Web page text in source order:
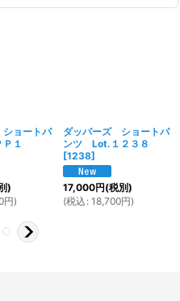
ョートパ
１
)
円)
ダッパーズ ショートパ
ンツ Lot.１２３８
[1238]
17,000円(税別)
(税込 : 18,700円)